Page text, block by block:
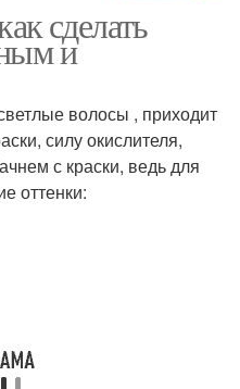
Маска против жирности
Маска для жирных
волос
сделать
и
волосы , приходит
силу окислителя,
с краски, ведь для
оттенки: